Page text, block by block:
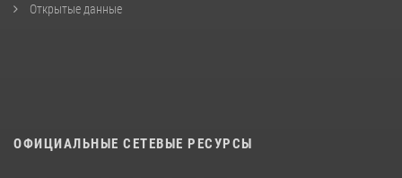
Открытые данные
ОФИЦИАЛЬНЫЕ СЕТЕВЫЕ РЕСУРСЫ